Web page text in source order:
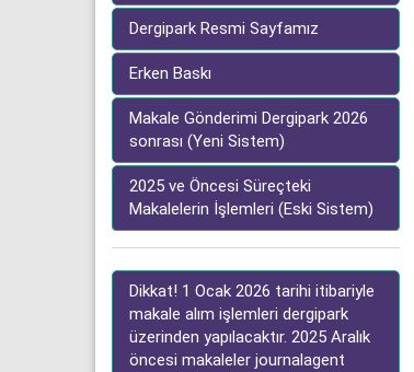
Dergipark Resmi Sayfamız
Erken Baskı
Makale Gönderimi Dergipark 2026
sonrası (Yeni Sistem)
2025 ve Öncesi Süreçteki
Makalelerin İşlemleri (Eski Sistem)
Dikkat! 1 Ocak 2026 tarihi itibariyle
makale alım işlemleri dergipark
üzerinden yapılacaktır. 2025 Aralık
öncesi makaleler journalagent